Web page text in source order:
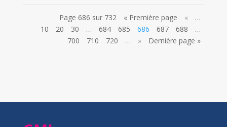
Page 686 sur 732 « Première page «
…
10
20 30 … 684 685 686 687 688
…
700
710 720 … » Dernière page »